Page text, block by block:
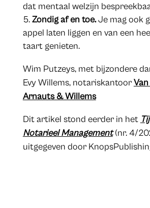
dat mentaal welzijn
Zondig af en toe.Je mag ook
appel laten liggen en van een
taart genieten.
Wim Putzeys, met bijzondere
Evy Willems, notariskantoor
Arnauts & Willems
​​Dit artikel stond eerder in het
Notarieel Management (nr. 4/
uitgegeven door